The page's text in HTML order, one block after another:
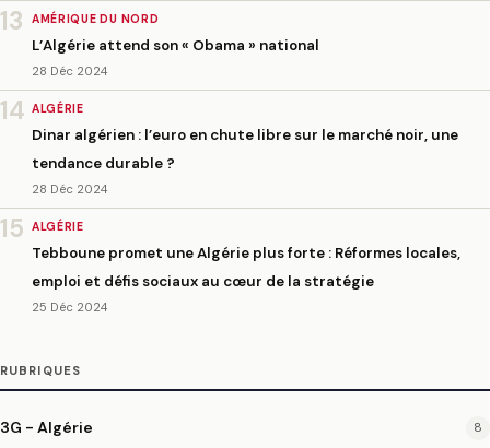
13 AMÉRIQUE DU NORD
L’Algérie attend son « Obama » national
28 Déc 2024
14 ALGÉRIE
Dinar algérien : l’euro en chute libre sur le marché noir, une
tendance durable ?
28 Déc 2024
15 ALGÉRIE
Tebboune promet une Algérie plus forte : Réformes locales,
emploi et défis sociaux au cœur de la stratégie
25 Déc 2024
RUBRIQUES
3G - Algérie 8